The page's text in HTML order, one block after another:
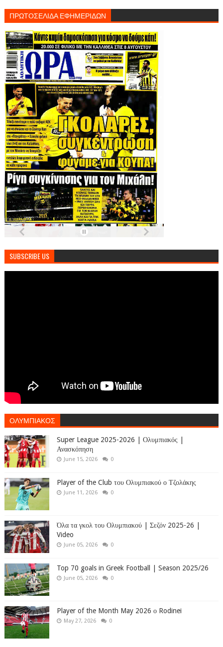
ΠΡΩΤΟΣΕΛΙΔΑ ΕΦΗΜΕΡΙΔΩΝ
SUBSCRIBE US
ΟΛΥΜΠΙΑΚΟΣ
Super League 2025-2026 | Ολυμπιακός |
Ανασκόπηση
June 15, 2026 0
Player of the Club του Ολυμπιακού ο Τζολάκης
June 11, 2026 0
Όλα τα γκολ του Ολυμπιακού | Σεζόν 2025-26 |
Video
June 05, 2026 0
Top 70 goals in Greek Football | Season 2025/26
June 05, 2026 0
Player of the Month May 2026 ο Rodinei
May 27, 2026 0